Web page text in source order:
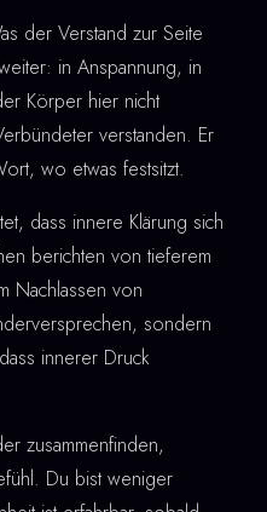
der Verstand zur Seite
in Anspannung, in
Körper hier nicht
verstanden. Er
wo etwas festsitzt.
dass innere Klärung sich
berichten von tieferem
Nachlassen von
sondern
innerer Druck
zusammenfinden,
Du bist weniger